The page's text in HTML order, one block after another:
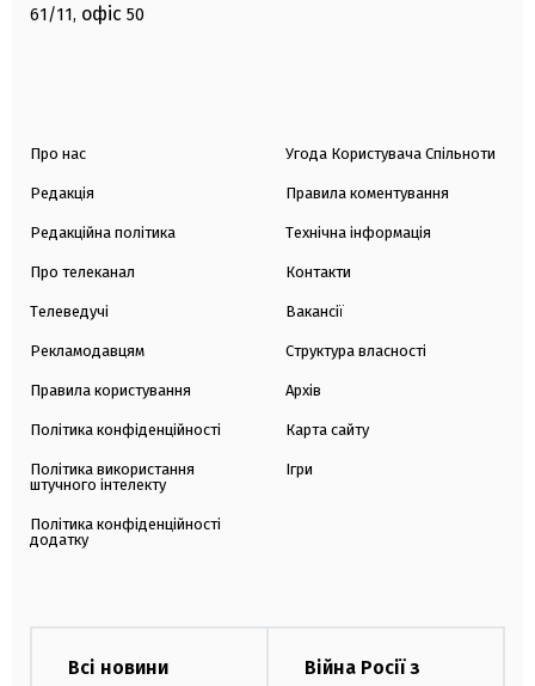
61/11, офіс 50
Про нас
Редакція
Редакційна політика
Про телеканал
Телеведучі
Рекламодавцям
Правила користування
Політика конфіденційності
Політика використання
штучного інтелекту
Політика конфіденційності
додатку
Угода Користувача Спільноти
Правила коментування
Технічна інформація
Контакти
Вакансії
Структура власності
Архів
Карта сайту
Ігри
Всі новини
Війна Росії з